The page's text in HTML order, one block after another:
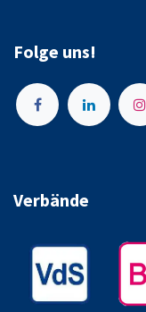
Folge uns!
Verbände